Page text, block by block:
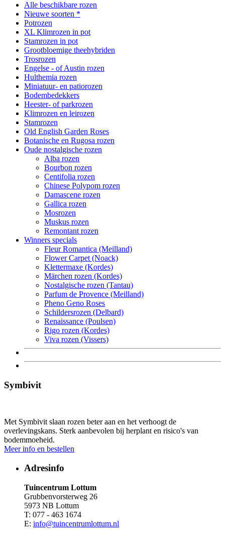
Alle beschikbare rozen
Nieuwe soorten *
Potrozen
XL Klimrozen in pot
Stamrozen in pot
Grootbloemige theehybriden
Trosrozen
Engelse - of Austin rozen
Hulthemia rozen
Miniatuur- en patiorozen
Bodembedekkers
Heester- of parkrozen
Klimrozen en leirozen
Stamrozen
Old English Garden Roses
Botanische en Rugosa rozen
Oude nostalgische rozen
Alba rozen
Bourbon rozen
Centifolia rozen
Chinese Polypom rozen
Damascene rozen
Gallica rozen
Mosrozen
Muskus rozen
Remontant rozen
Winners specials
Fleur Romantica (Meilland)
Flower Carpet (Noack)
Klettermaxe (Kordes)
Märchen rozen (Kordes)
Nostalgische rozen (Tantau)
Parfum de Provence (Meilland)
Pheno Geno Roses
Schildersrozen (Delbard)
Renaissance (Poulsen)
Rigo rozen (Kordes)
Viva rozen (Vissers)
Symbivit
Met Symbivit slaan rozen beter aan en het verhoogt de
overlevingskans. Sterk aanbevolen bij herplant en risico's van
bodemmoeheid.
Meer info en bestellen
Adresinfo
Tuincentrum Lottum
Grubbenvorsterweg 26
5973 NB Lottum
T: 077 - 463 1674
E: info@tuincentrumlottum.nl